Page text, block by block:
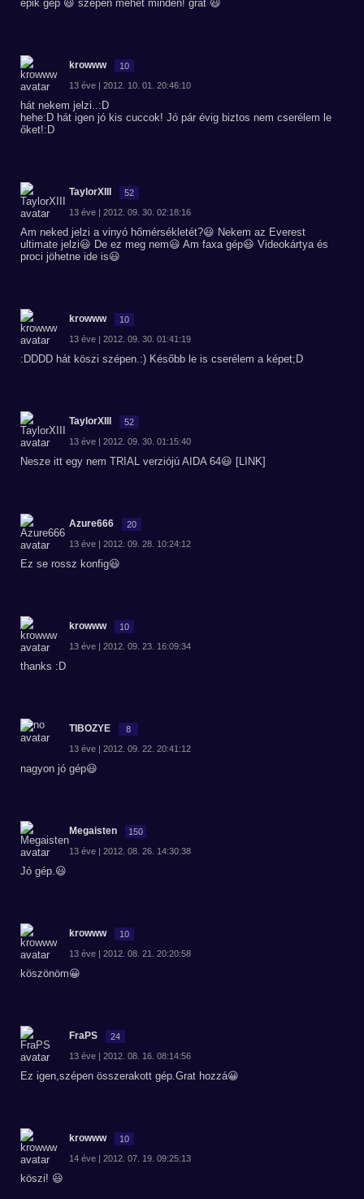
epik gép 😃 szépen mehet minden! grat 😃
krowww 10
13 éve | 2012. 10. 01. 20:46:10
hát nekem jelzi..:D
hehe:D hát igen jó kis cuccok! Jó pár évig biztos nem cserélem le
őket!:D
TaylorXIII 52
13 éve | 2012. 09. 30. 02:18:16
Am neked jelzi a vinyó hőmérsékletét?😃 Nekem az Everest
ultimate jelzi😃 De ez meg nem😃 Am faxa gép😃 Videokártya és
proci jöhetne ide is😃
krowww 10
13 éve | 2012. 09. 30. 01:41:19
:DDDD hát köszi szépen.:) Később le is cserélem a képet;D
TaylorXIII 52
13 éve | 2012. 09. 30. 01:15:40
Nesze itt egy nem TRIAL verziójú AIDA 64😃 [LINK]
Azure666 20
13 éve | 2012. 09. 28. 10:24:12
Ez se rossz konfig😃
krowww 10
13 éve | 2012. 09. 23. 16:09:34
thanks :D
TIBOZYE 8
13 éve | 2012. 09. 22. 20:41:12
nagyon jó gép😃
Megaisten 150
13 éve | 2012. 08. 26. 14:30:38
Jó gép.😃
krowww 10
13 éve | 2012. 08. 21. 20:20:58
köszönöm😀
FraPS 24
13 éve | 2012. 08. 16. 08:14:56
Ez igen,szépen összerakott gép.Grat hozzá😀
krowww 10
14 éve | 2012. 07. 19. 09:25:13
köszi! 😃